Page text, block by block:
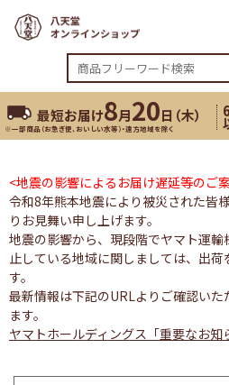
最短お届け8月20日（木）
※一部商品（お急ぎ便、おいしい水等）・遠方地域を除く
<地震の影響によるお届け遅延等のご
令和8年熊本地震により被災された皆
りお見舞い申し上げます。
地震の影響から、現段階でヤマト運
止している地域に関しましては、出
す。
最新情報は下記のURLよりご確認い
ます。
ヤマトホールディングス「重要なお知